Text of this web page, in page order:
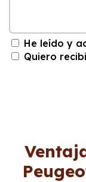
He leído y
Quiero